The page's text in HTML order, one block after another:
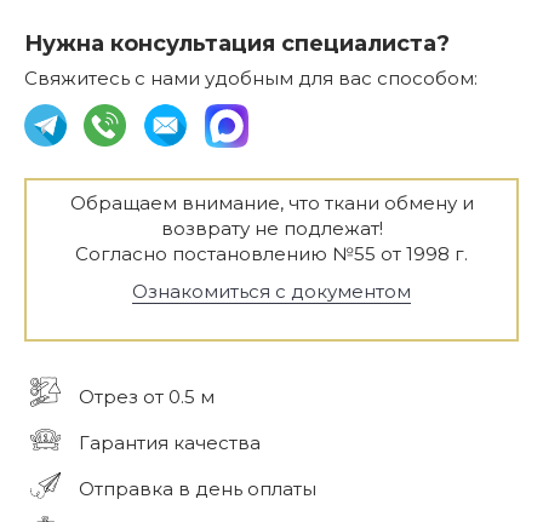
Нужна консультация специалиста?
Свяжитесь с нами удобным для вас способом:
Обращаем внимание, что ткани обмену и
возврату не подлежат!
Согласно постановлению №55 от 1998 г.
Ознакомиться с документом
Отрез от 0.5 м
Гарантия качества
Отправка в день оплаты